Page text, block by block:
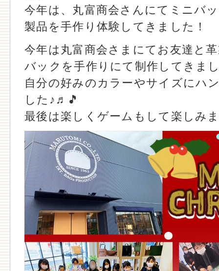
今年は、丸富商会さんにてミニバ
製品を手作り体験してきました！
今年は丸富商会さまにてお友達と
バックを手作りにて制作してきま
自分の好みのカラーやサイズにハ
した♪♬🎵
最後は楽しくゲームもして楽しみ